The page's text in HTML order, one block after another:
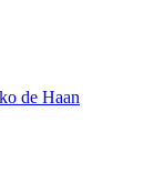
de Haan